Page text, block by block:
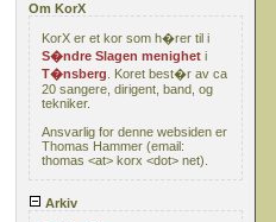
Om KorX
KorX er et kor som h�rer til i
S�ndre Slagen menighet i
T�nsberg . Koret best�r av ca
20 sangere, dirigent, band, og
tekniker.
Ansvarlig for denne websiden er
Thomas Hammer (email:
thomas <at> korx <dot> net).
Arkiv